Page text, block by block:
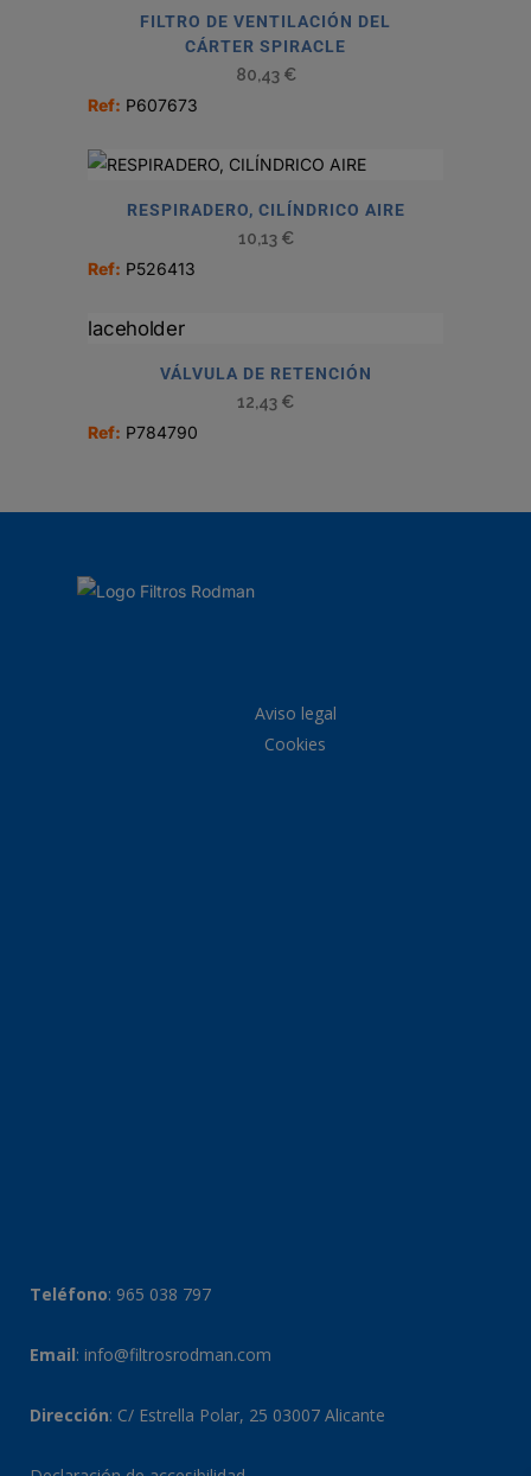
FILTRO DE VENTILACIÓN DEL
CÁRTER SPIRACLE
80,43 €
Ref: P607673
RESPIRADERO, CILÍNDRICO AIRE
10,13 €
Ref: P526413
VÁLVULA DE RETENCIÓN
12,43 €
Ref: P784790
Aviso legal
Cookies
Teléfono: 965 038 797
Email: info@filtrosrodman.com
Dirección: C/ Estrella Polar, 25 03007 Alicante